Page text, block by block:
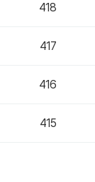
418
417
416
415